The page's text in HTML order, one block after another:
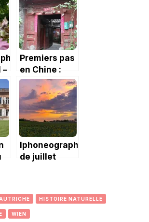
#EnFranceAussi
ville mal
aimée
–
Premiers pas
en Chine :
Pékin, la ville
Iphoneography
de juillet
AUTRICHE HISTOIRE NATURELLE
WIEN